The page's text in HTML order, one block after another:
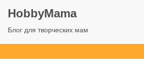
HobbyMama
Блог для творческих мам